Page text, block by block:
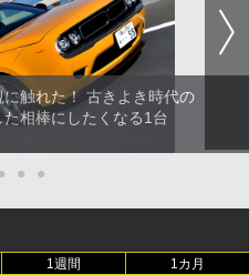
触れた！ 古きよき時代の
相棒にしたくなる1台
● ●
1週間 1カ月